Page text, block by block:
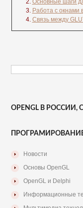
Основные шаги
Работа с окнами
Связь между
OPENGL В РОССИИ,
Новости
Основы OpenGL
OpenGL и Delphi
Информационные